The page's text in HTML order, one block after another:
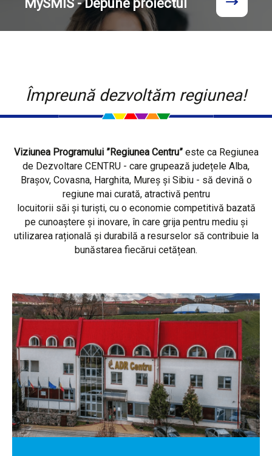
MySMIS - Depune proiectul
Împreună dezvoltăm regiunea!
Viziunea Programului ”Regiunea Centru”este ca Regiunea
de Dezvoltare CENTRU - care grupează județele Alba,
Brașov, Covasna, Harghita, Mureș și Sibiu - să devină o
regiune mai curată, atractivă pentru
locuitorii săi și turiști, cu o economie competitivă bazată
pe cunoaștere și inovare, în care grija pentru mediu și
utilizarea rațională și durabilă a resurselor să contribuie la
bunăstarea fiecărui cetățean.